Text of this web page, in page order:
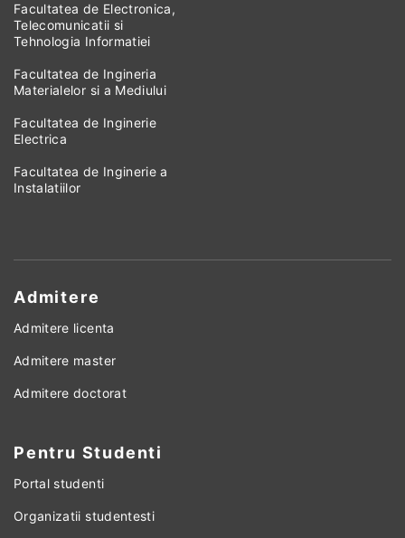
Facultatea de Electronica,
Telecomunicatii si
Tehnologia Informatiei
Facultatea de Ingineria
Materialelor si a Mediului
Facultatea de Inginerie
Electrica
Facultatea de Inginerie a
Instalatiilor
Admitere
Admitere licenta
Admitere master
Admitere doctorat
Pentru Studenti
Portal studenti
Organizatii studentesti